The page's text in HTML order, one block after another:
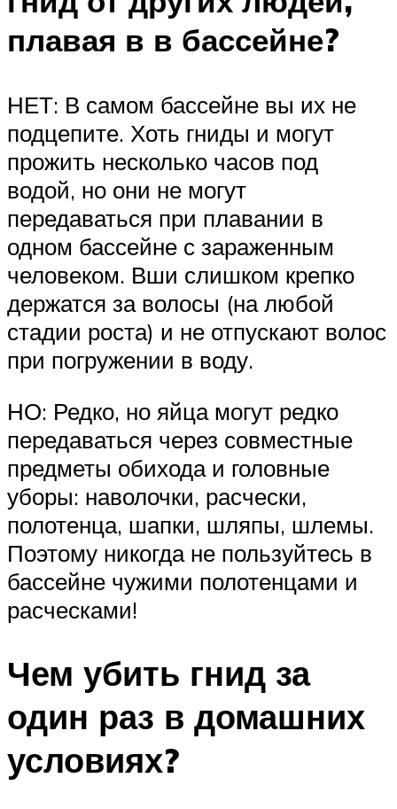
плавая в в бассейне?
НЕТ: В самом бассейне вы их не
подцепите. Хоть гниды и могут
прожить несколько часов под
водой, но они не могут
передаваться при плавании в
одном бассейне с зараженным
человеком. Вши слишком крепко
держатся за волосы (на любой
стадии роста) и не отпускают волос
при погружении в воду.
НО: Редко, но яйца могут редко
передаваться через совместные
предметы обихода и головные
уборы: наволочки, расчески,
полотенца, шапки, шляпы, шлемы.
Поэтому никогда не пользуйтесь в
бассейне чужими полотенцами и
расческами!
Чем убить гнид за
один раз в домашних
условиях?